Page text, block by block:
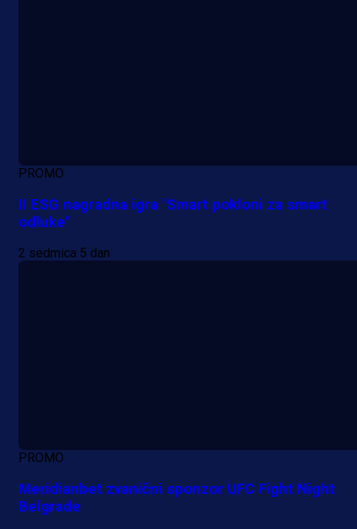
PROMO
II ESG nagradna igra "Smart pokloni za smart
odluke"
2 sedmica 5 dan
PROMO
Meridianbet zvanični sponzor UFC Fight Night
Belgrade